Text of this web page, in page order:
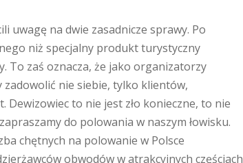
uwagę na dwie zasadnicze sprawy. Po
niż specjalny produkt turystyczny
To zaś oznacza, że jako organizatorzy
nie siebie, tylko klientów,
to nie jest zło konieczne, to nie
do polowania w naszym łowisku.
chętnych na polowanie w Polsce
obwodów w atrakcyjnych częściach